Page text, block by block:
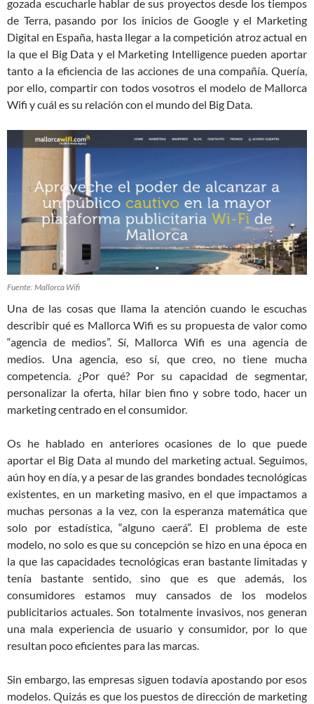
gozada escucharle hablar de sus proyectos desde los tiempos
de Terra, pasando por los inicios de Google y el Marketing
Digital en España, hasta llegar a la competición atroz actual en
la que el Big Data y el Marketing Intelligence pueden aportar
tanto a la eficiencia de las acciones de una compañía. Quería,
por ello, compartir con todos vosotros el modelo de Mallorca
Wifi y cuál es su relación con el mundo del Big Data.
Fuente: Mallorca Wifi
Una de las cosas que llama la atención cuando le escuchas
describir qué es Mallorca Wifi es su propuesta de valor como
“agencia de medios”. Sí, Mallorca Wifi es una agencia de
medios. Una agencia, eso sí, que creo, no tiene mucha
competencia. ¿Por qué? Por su capacidad de segmentar,
personalizar la oferta, hilar bien fino y sobre todo, hacer un
marketing centrado en el consumidor.
Os he hablado en anteriores ocasiones de lo que puede
aportar el Big Data al mundo del marketing actual. Seguimos,
aún hoy en día, y a pesar de las grandes bondades tecnológicas
existentes, en un marketing masivo, en el que impactamos a
muchas personas a la vez, con la esperanza matemática que
solo por estadística, “alguno caerá”. El problema de este
modelo, no solo es que su concepción se hizo en una época en
la que las capacidades tecnológicas eran bastante limitadas y
tenía bastante sentido, sino que es que además, los
consumidores estamos muy cansados de los modelos
publicitarios actuales. Son totalmente invasivos, nos generan
una mala experiencia de usuario y consumidor, por lo que
resultan poco eficientes para las marcas.
Sin embargo, las empresas siguen todavía apostando por esos
modelos. Quizás es que los puestos de dirección de marketing